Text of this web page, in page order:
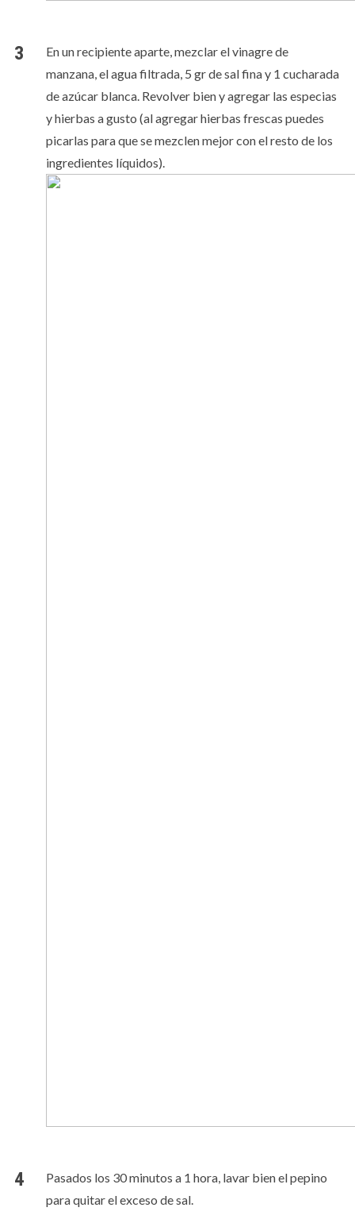
En un recipiente aparte, mezclar el vinagre de
manzana, el agua filtrada, 5 gr de sal fina y 1 cucharada
de azúcar blanca. Revolver bien y agregar las especias
y hierbas a gusto (al agregar hierbas frescas puedes
picarlas para que se mezclen mejor con el resto de los
ingredientes líquidos).
Pasados los 30 minutos a 1 hora, lavar bien el pepino
para quitar el exceso de sal.